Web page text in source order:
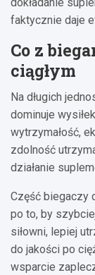
faktycznie daje
Co z
ciągłym
Na długich
dominuje
wytrzymałość,
zdolność
działanie
Część biegaczy
po to, by
siłowni, lepiej
do jakości po
wsparcie